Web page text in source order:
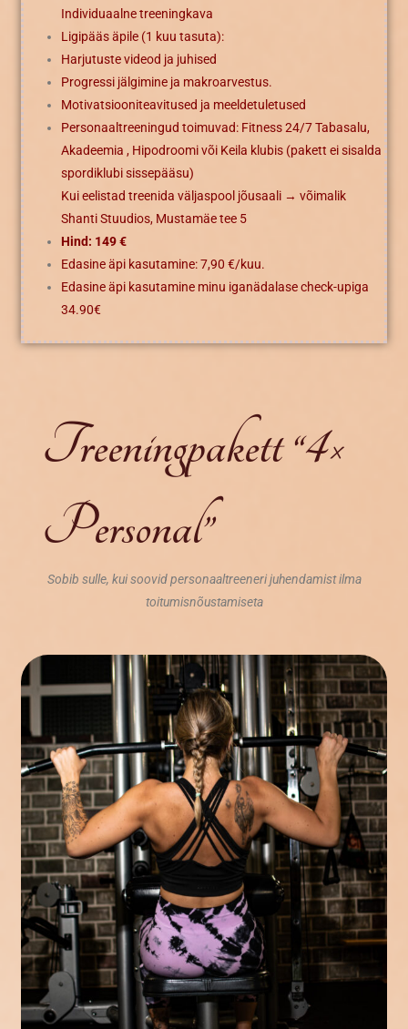
Individuaalne treeningkava
Ligipääs äpile (1 kuu tasuta):
Harjutuste videod ja juhised
Progressi jälgimine ja makroarvestus.
Motivatsiooniteavitused ja meeldetuletused
Personaaltreeningud toimuvad: Fitness 24/7 Tabasalu,
Akadeemia , Hipodroomi või Keila klubis (pakett ei sisalda
spordiklubi sissepääsu)
Kui eelistad treenida väljaspool jõusaali → võimalik
Shanti Stuudios, Mustamäe tee 5
Hind: 149 €
Edasine äpi kasutamine: 7,90 €/kuu.
Edasine äpi kasutamine minu iganädalase check-upiga
34.90€
Treeningpakett “4×
Personal”
Sobib sulle, kui soovid personaaltreeneri juhendamist ilma
toitumisnõustamiseta